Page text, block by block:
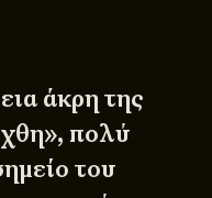
άκρη της
πολύ
του